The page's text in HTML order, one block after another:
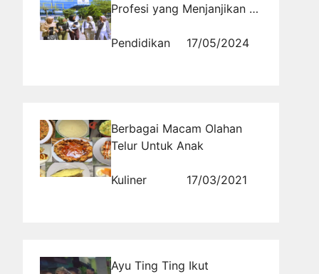
Profesi yang Menjanjikan di
Pendidikan
17/05/2024
Berbagai Macam Olahan
Telur Untuk Anak
Kuliner 17/03/2021
Ayu Ting Ting Ikut